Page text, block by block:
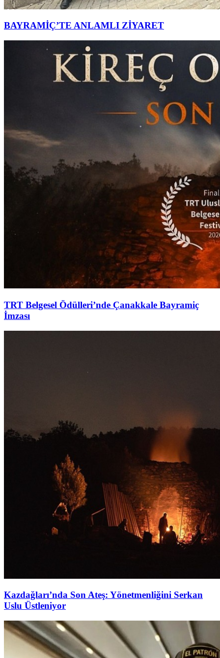
BAYRAMİÇ’TE ANLAMLI ZİYARET
TRT Belgesel Ödülleri’nde Çanakkale Bayramiç
İmzası
Kazdağları’nda Son Ateş: Yönetmenliğini Serkan
Uslu Üstleniyor